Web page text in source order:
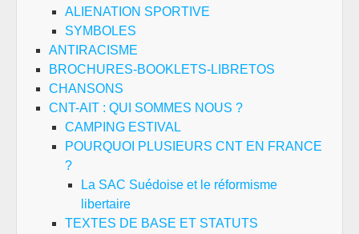
ALIENATION SPORTIVE
SYMBOLES
ANTIRACISME
BROCHURES-BOOKLETS-LIBRETOS
CHANSONS
CNT-AIT : QUI SOMMES NOUS ?
CAMPING ESTIVAL
POURQUOI PLUSIEURS CNT EN FRANCE
?
La SAC Suédoise et le réformisme
libertaire
TEXTES DE BASE ET STATUTS